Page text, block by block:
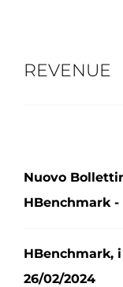
REVENUE
Nuovo
HBenchmark
HBenchmark,
26/02/2024